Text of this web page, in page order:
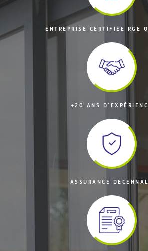
ENTREPRISE CERTIFIÉE RGE
+20 ANS
ASSURANCE